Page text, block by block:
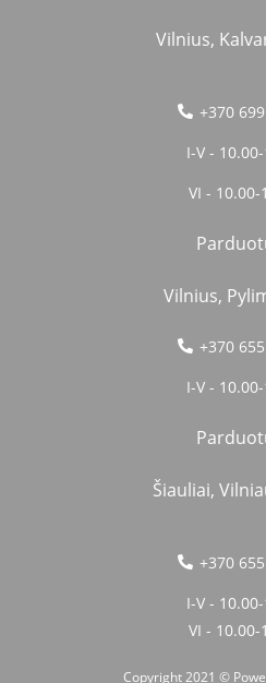
Vilnius,
+370
I-V -
VI - 10.00-
Vilnius,
+370
I-V -
Šiauliai,
+370
I-V -
VI - 10.00-
Copyright 2021 ©